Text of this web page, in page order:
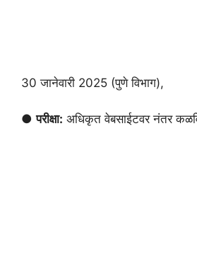
30 जानेवारी 2025 (पुणे विभाग),
●परीक्षा: अधिकृत वेबसाईटवर नंतर